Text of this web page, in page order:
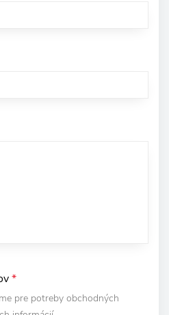
*
pre potreby obchodných